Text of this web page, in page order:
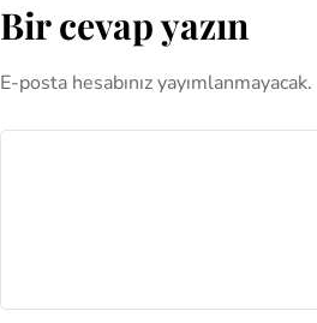
Bir cevap yazın
E-posta hesabınız yayımlanmayacak.